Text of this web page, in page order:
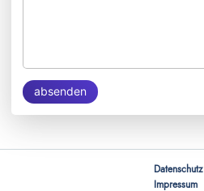
absenden
Navigation
überspringen
Datenschutz
Impressum